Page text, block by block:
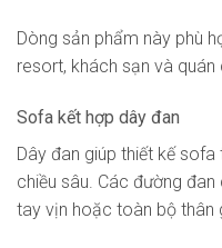
Dòng sản phẩm này phù
resort, khách sạn và
Sofa kết hợp dây đan
Dây đan giúp thiết kế sofa
chiều sâu. Các đường
tay vịn hoặc toàn bộ thân